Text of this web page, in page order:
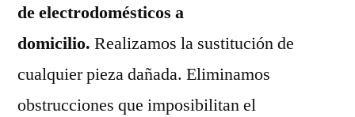
de electrodomésticos a
domicilio. Realizamos la sustitución de
cualquier pieza dañada. Eliminamos
obstrucciones que imposibilitan el